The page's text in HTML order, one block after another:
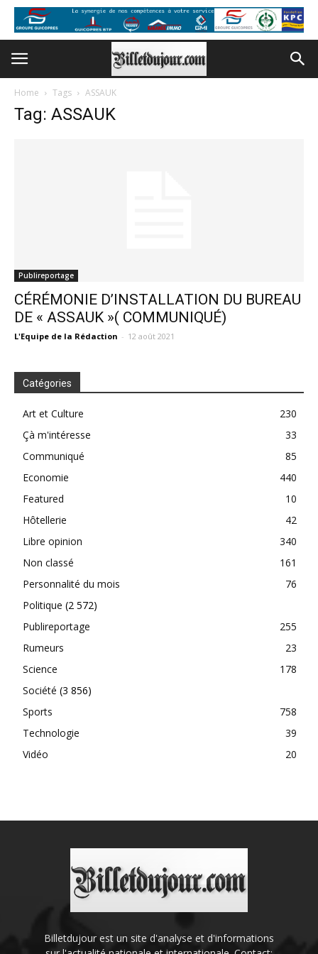
Home Tags ASSAUK
Tag: ASSAUK
Publireportage
CÉRÉMONIE D’INSTALLATION DU BUREAU
DE « ASSAUK »( COMMUNIQUÉ)
L'Equipe de la Rédaction - 12 août 2021
Catégories
Art et Culture
230
Çà m'intéresse
33
Communiqué
85
Economie
440
Featured
10
Hôtellerie
42
Libre opinion
340
Non classé
161
Personnalité du mois
76
Politique (2 572)
Publireportage
255
Rumeurs
23
Science
178
Société (3 856)
Sports
758
Technologie
39
Vidéo
20
Billetdujour est un site d'analyse et d'informations